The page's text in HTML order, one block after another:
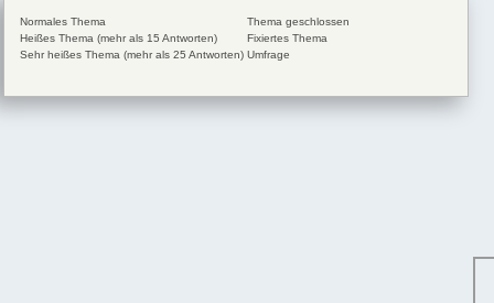
Normales Thema
Heißes Thema (mehr als 15 Antworten)
Sehr heißes Thema (mehr als 25 Antworten)
Thema geschlossen
Fixiertes Thema
Umfrage